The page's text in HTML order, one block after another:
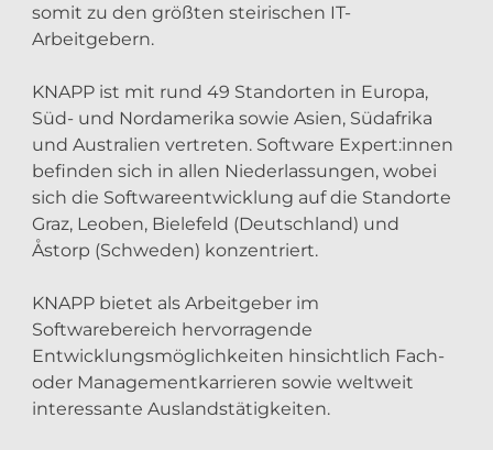
somit zu den größten steirischen IT-
Arbeitgebern.
KNAPP ist mit rund 49 Standorten in Europa,
Süd- und Nordamerika sowie Asien, Südafrika
und Australien vertreten. Software Expert:innen
befinden sich in allen Niederlassungen, wobei
sich die Softwareentwicklung auf die Standorte
Graz, Leoben, Bielefeld (Deutschland) und
Åstorp (Schweden) konzentriert.
KNAPP bietet als Arbeitgeber im
Softwarebereich hervorragende
Entwicklungsmöglichkeiten hinsichtlich Fach-
oder Managementkarrieren sowie weltweit
interessante Auslandstätigkeiten.